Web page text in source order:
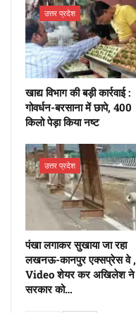
उत्तर प्रदेश
खाद्य विभाग की बड़ी कार्रवाई :
गोवर्धन-बरसाना में छापे, 400
किलो पेड़ा किया नष्ट
उत्तर प्रदेश
पंखा लगाकर सुखाया जा रहा
लखनऊ-कानपुर एक्सप्रेस वे ,
Video शेयर कर अखिलेश ने
सरकार को…